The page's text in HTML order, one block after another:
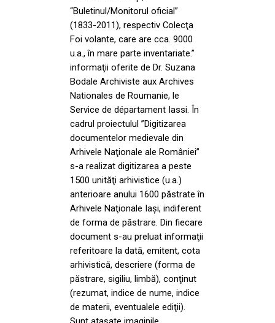
“Buletinul/Monitorul oficial”
(1833-2011), respectiv Colecţa
Foi volante, care are cca. 9000
u.a., în mare parte inventariate.”
informaţii oferite de Dr. Suzana
Bodale Archiviste aux Archives
Nationales de Roumanie, le
Service de départament Iassi. În
cadrul proiectulul ”Digitizarea
documentelor medievale din
Arhivele Naţionale ale României”
s-a realizat digitizarea a peste
1500 unităţi arhivistice (u.a.)
anterioare anului 1600 păstrate în
Arhivele Naţionale Iaşi, indiferent
de forma de păstrare. Din fiecare
document s-au preluat informaţii
referitoare la dată, emitent, cota
arhivistică, descriere (forma de
păstrare, sigiliu, limbă), conţinut
(rezumat, indice de nume, indice
de materii, eventualele ediţii).